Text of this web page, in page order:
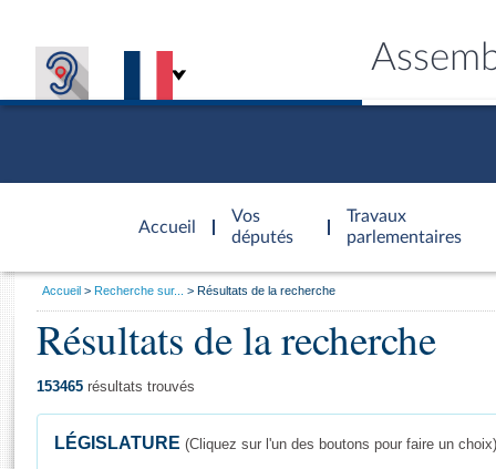
Accueil
d'accueil
Vos
députés
Travaux
parlementaires
Général
Vous
Accueil Recherche sur... Résultats de la recherche
Résultats de la recherche
153465 résultats trouvés
LÉGISLATURE (Cliquez sur l'un des boutons pour faire un choix)